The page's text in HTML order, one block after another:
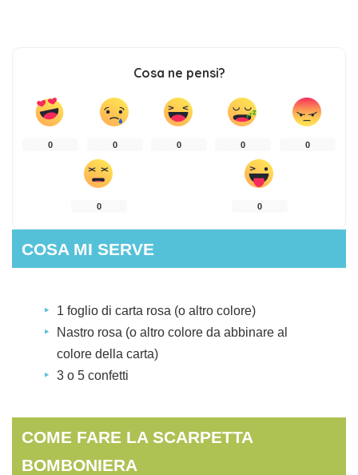
Cosa ne pensi?
0 0 0 0 0
0 0
COSA MI SERVE
1 foglio di carta rosa (o altro colore)
Nastro rosa (o altro colore da abbinare al
colore della carta)
3 o 5 confetti
COME FARE LA SCARPETTA
BOMBONIERA